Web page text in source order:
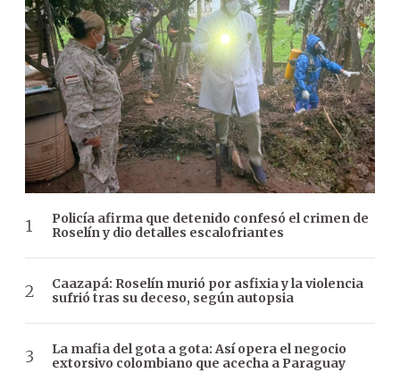
Policía afirma que detenido confesó el crimen de
Roselín y dio detalles escalofriantes
Caazapá: Roselín murió por asfixia y la violencia
sufrió tras su deceso, según autopsia
La mafia del gota a gota: Así opera el negocio
extorsivo colombiano que acecha a Paraguay